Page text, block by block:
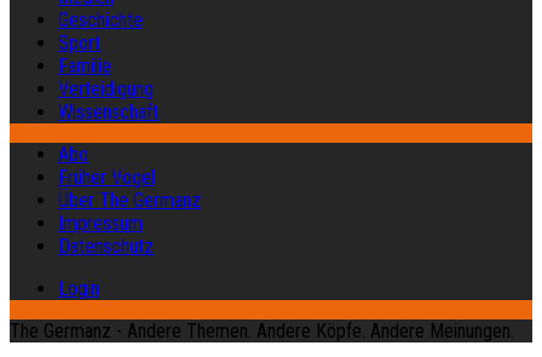
Geschichte
Sport
Familie
Verteidigung
Wissenschaft
Abo
Früher Vogel
Über The Germanz
Impressum
Datenschutz
Login
The Germanz - Andere Themen. Andere Köpfe. Andere Meinungen.